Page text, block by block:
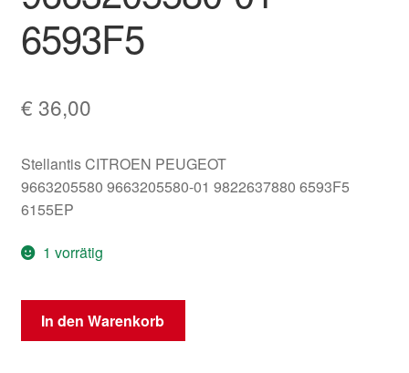
6593F5
€ 36,00
Stellantis CITROEN PEUGEOT
9663205580 9663205580-01 9822637880 6593F5
6155EP
1 vorrätig
Peugeot
207
In den Warenkorb